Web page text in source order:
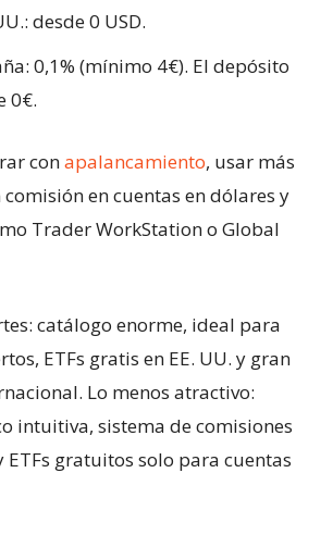
desde 0 USD.
0,1% (mínimo 4€). El depósito
0€.
conapalancamiento, usar más
comisión en cuentas en dólares y
Trader WorkStation o Global
catálogo enorme, ideal para
ETFs gratis en EE. UU. y gran
Lo menos atractivo:
intuitiva, sistema de comisiones
gratuitos solo para cuentas